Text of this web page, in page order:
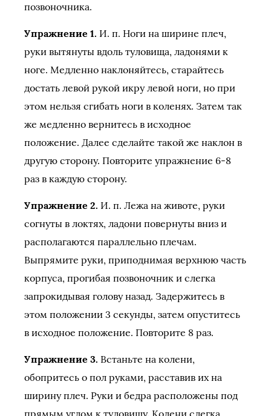
позвоночника.
Упражнение 1. И. п. Ноги на ширине плеч,
руки вытянуты вдоль туловища, ладонями к
ноге. Медленно наклоняйтесь, старайтесь
достать левой рукой икру левой ноги, но при
этом нельзя сгибать ноги в коленях. Затем так
же медленно вернитесь в исходное
положение. Далее сделайте такой же наклон в
другую сторону. Повторите упражнение 6-8
раз в каждую сторону.
Упражнение 2. И. п. Лежа на животе, руки
согнуты в локтях, ладони повернуты вниз и
располагаются параллельно плечам.
Выпрямите руки, приподнимая верхнюю часть
корпуса, прогибая позвоночник и слегка
запрокидывая голову назад. Задержитесь в
этом положении 3 секунды, затем опуститесь
в исходное положение. Повторите 8 раз.
Упражнение 3. Встаньте на колени,
обопритесь о пол руками, расставив их на
ширину плеч. Руки и бедра расположены под
прямым углом к туловищу. Колени слегка